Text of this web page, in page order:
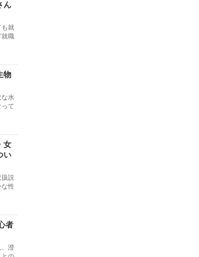
ん
も就
就職
物
な水
て
女
い
扱説
性
者
澄